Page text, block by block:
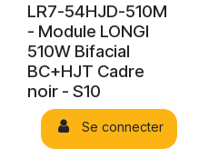
LR7-54HJD-510M
- Module LONGI
510W Bifacial
BC+HJT Cadre
noir - S10
Se connecter